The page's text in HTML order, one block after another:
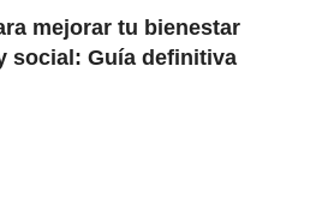
mejorar tu bienestar
social: Guía definitiva